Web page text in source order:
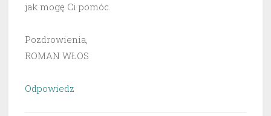
jak mogę Ci pomóc.
Pozdrowienia,
ROMAN WŁOS
Odpowiedz